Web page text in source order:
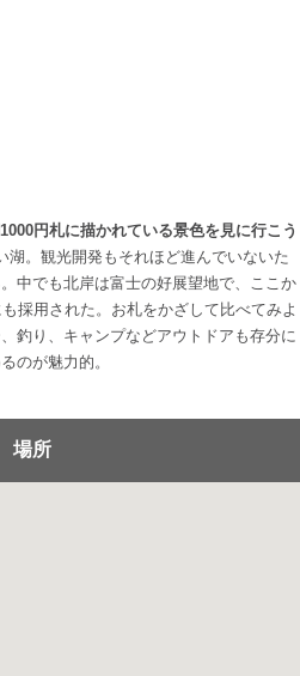
円札に描かれている景色を見に行こう
湖。観光開発もそれほど進んでいないた
中でも北岸は富士の好展望地で、ここか
採用された。お札をかざして比べてみよ
釣り、キャンプなどアウトドアも存分に
のが魅力的。
場所